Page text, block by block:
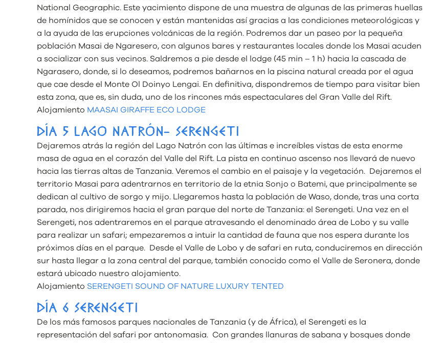
National Geographic. Este yacimiento dispone de una muestra de algunas de las primeras huellas
de homínidos que se conocen y están mantenidas así gracias a las condiciones meteorológicas y
a la ayuda de las erupciones volcánicas de la región. Podremos dar un paseo por la pequeña
población Masai de Ngaresero, con algunos bares y restaurantes locales donde los Masai acuden
a socializar con sus vecinos. Saldremos a pie desde el lodge (45 min – 1 h) hacia la cascada de
Ngarasero, donde, si lo deseamos, podremos bañarnos en la piscina natural creada por el agua
que cae desde el Monte Ol Doinyo Lengai. En definitiva, dispondremos de tiempo para visitar bien
esta zona, que es, sin duda, uno de los rincones más espectaculares del Gran Valle del Rift.
Alojamiento MAASAI GIRAFFE ECO LODGE
DÍA 5 LAGO NATRÓN- SERENGETI
Dejaremos atrás la región del Lago Natrón con las últimas e increíbles vistas de esta enorme
masa de agua en el corazón del Valle del Rift. La pista en continuo ascenso nos llevará de nuevo
hacia las tierras altas de Tanzania. Veremos el cambio en el paisaje y la vegetación. Dejaremos el
territorio Masai para adentrarnos en territorio de la etnia Sonjo o Batemi, que principalmente se
dedican al cultivo de sorgo y mijo. Llegaremos hasta la población de Waso, donde, tras una corta
parada, nos dirigiremos hacia el gran parque del norte de Tanzania: el Serengeti. Una vez en el
Serengeti, nos adentraremos en el parque atravesando el denominado área de Lobo y su valle
para realizar un safari; empezaremos a intuir la cantidad de fauna que nos espera durante los
próximos días en el parque. Desde el Valle de Lobo y de safari en ruta, conduciremos en dirección
sur hasta llegar a la zona central del parque, también conocido como el Valle de Seronera, donde
estará ubicado nuestro alojamiento.
Alojamiento SERENGETI SOUND OF NATURE LUXURY TENTED
DÍA 6 SERENGETI
De los más famosos parques nacionales de Tanzania (y de África), el Serengeti es la
representación del safari por antonomasia. Con grandes llanuras de sabana y bosques donde